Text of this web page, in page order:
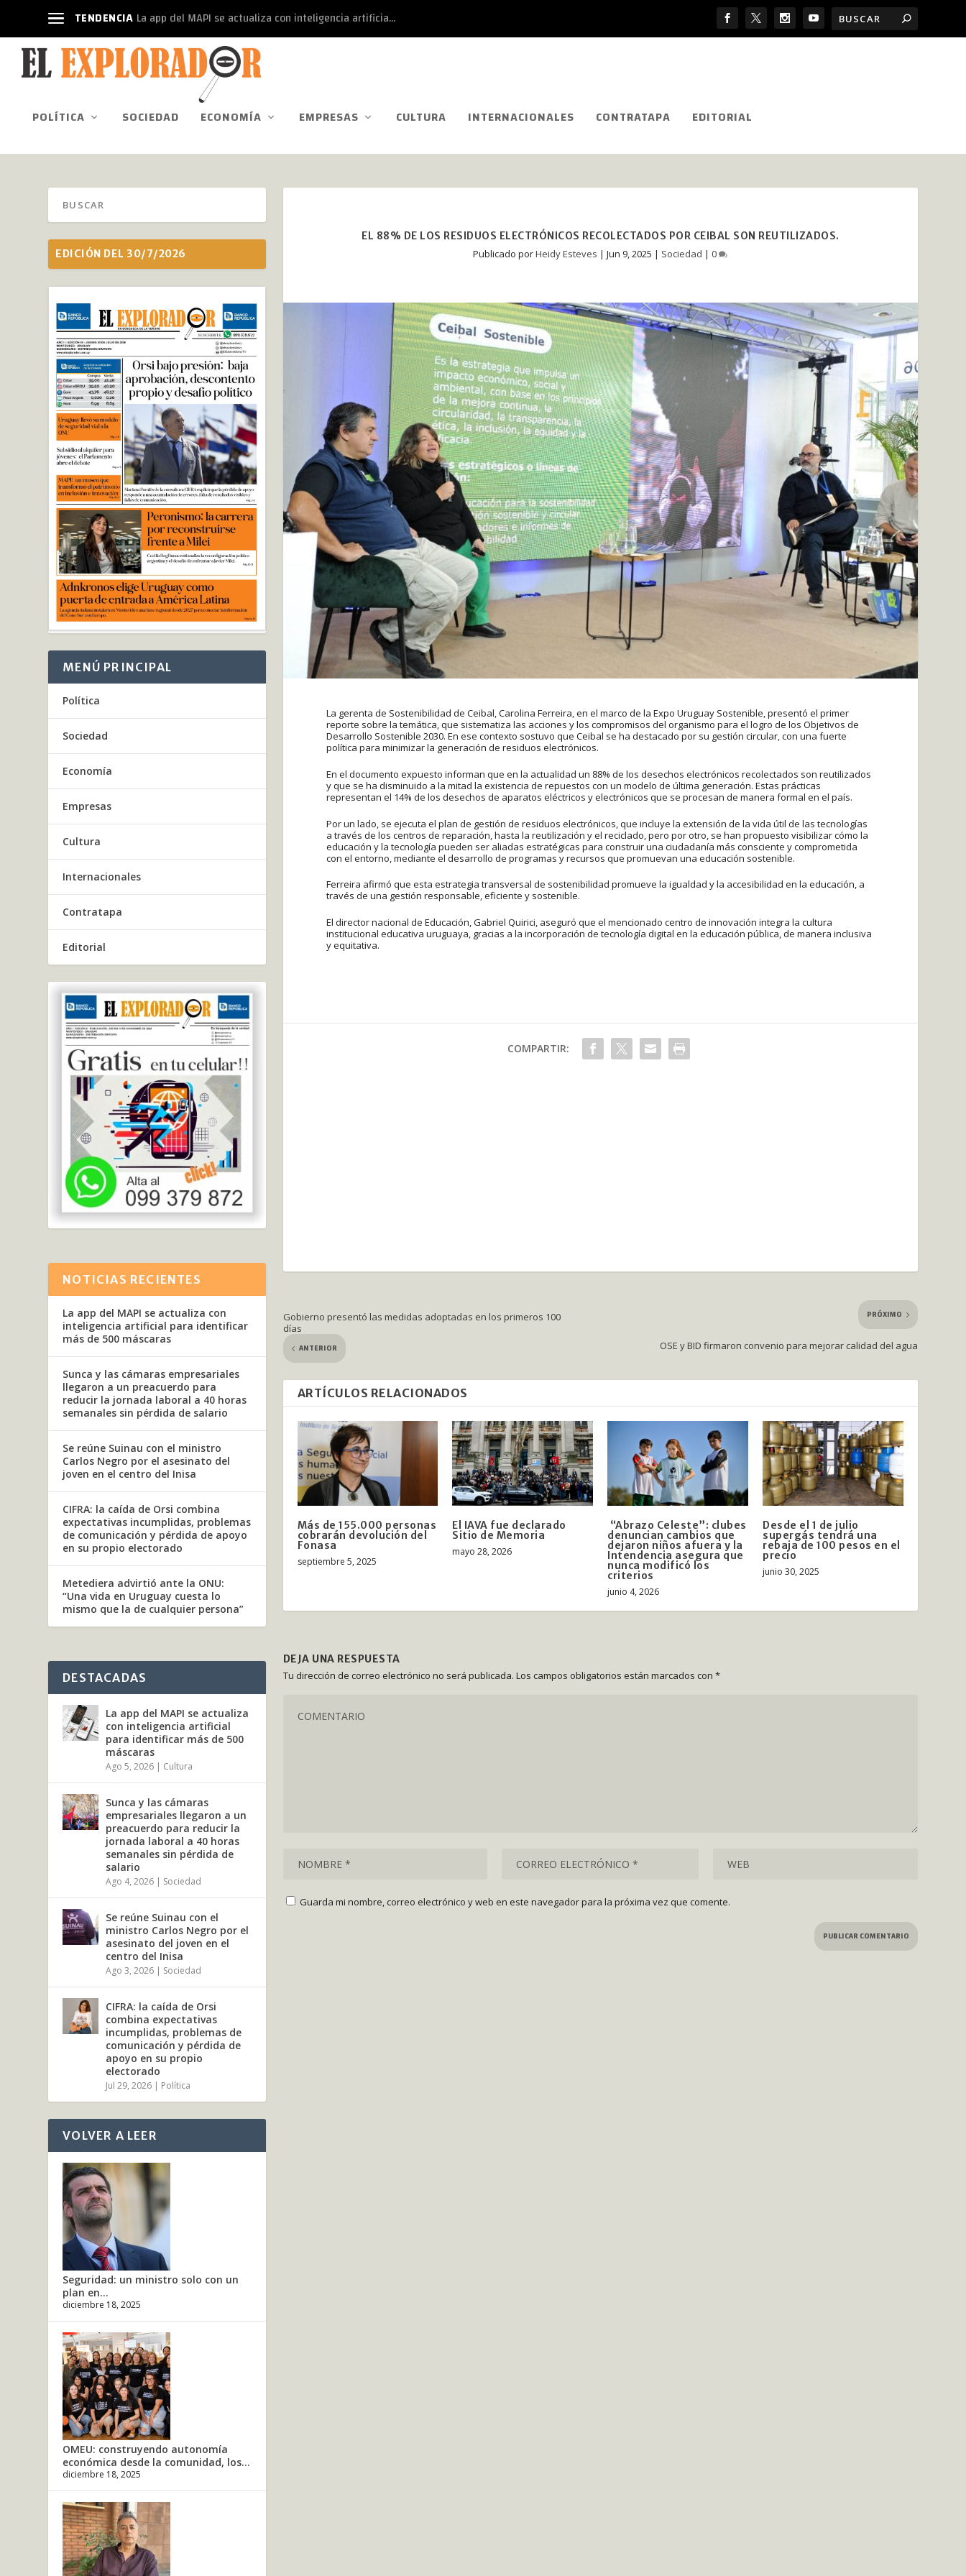
TENDENCIA La app del MAPI se actualiza con inteligencia artificia...
POLÍTICA SOCIEDAD ECONOMÍA EMPRESAS CULTURA INTERNACIONALES CONTRATAPA EDITORIAL
EL 88% DE LOS RESIDUOS ELECTRÓNICOS RECOLECTADOS POR CEIBAL SON REUTILIZADOS.
Publicado porHeidy Esteves |Jun 9, 2025 | Sociedad |0
La gerenta de Sostenibilidad de Ceibal, Carolina Ferreira, en el marco de la Expo Uruguay Sostenible, presentó el primer
reporte sobre la temática, que sistematiza las acciones y los compromisos del organismo para el logro de los Objetivos de
Desarrollo Sostenible 2030. En ese contexto sostuvo que Ceibal se ha destacado por su gestión circular, con una fuerte
política para minimizar la generación de residuos electrónicos.
En el documento expuesto informan que en la actualidad un 88% de los desechos electrónicos recolectados son reutilizados
y que se ha disminuido a la mitad la existencia de repuestos con un modelo de última generación. Estas prácticas
representan el 14% de los desechos de aparatos eléctricos y electrónicos que se procesan de manera formal en el país.
Por un lado, se ejecuta el plan de gestión de residuos electrónicos, que incluye la extensión de la vida útil de las tecnologías
a través de los centros de reparación, hasta la reutilización y el reciclado, pero por otro, se han propuesto visibilizar cómo la
educación y la tecnología pueden ser aliadas estratégicas para construir una ciudadanía más consciente y comprometida
con el entorno, mediante el desarrollo de programas y recursos que promuevan una educación sostenible.
Ferreira afirmó que esta estrategia transversal de sostenibilidad promueve la igualdad y la accesibilidad en la educación, a
través de una gestión responsable, eficiente y sostenible.
El director nacional de Educación, Gabriel Quirici, aseguró que el mencionado centro de innovación integra la cultura
institucional educativa uruguaya, gracias a la incorporación de tecnología digital en la educación pública, de manera inclusiva
y equitativa.
COMPARTIR:
Gobierno presentó las medidas adoptadas en los primeros 100
días
ANTERIOR
PRÓXIMO
OSE y BID firmaron convenio para mejorar calidad del agua
ARTÍCULOS RELACIONADOS
Más de 155.000 personas
cobrarán devolución del
Fonasa
septiembre 5, 2025
El IAVA fue declarado
Sitio de Memoria
mayo 28, 2026
“Abrazo Celeste”: clubes
denuncian cambios que
dejaron niños afuera y la
Intendencia asegura que
nunca modificó los
criterios
junio 4, 2026
Desde el 1 de julio
supergás tendrá una
rebaja de 100 pesos en el
precio
junio 30, 2025
DEJA UNA RESPUESTA
Tu dirección de correo electrónico no será publicada. Los campos obligatorios están marcados con *
Guarda mi nombre, correo electrónico y web en este navegador para la próxima vez que comente.
EDICIÓN DEL 30/7/2026
MENÚ PRINCIPAL
Política
Sociedad
Economía
Empresas
Cultura
Internacionales
Contratapa
Editorial
NOTICIAS RECIENTES
La app del MAPI se actualiza con
inteligencia artificial para identificar
más de 500 máscaras
Sunca y las cámaras empresariales
llegaron a un preacuerdo para
reducir la jornada laboral a 40 horas
semanales sin pérdida de salario
Se reúne Suinau con el ministro
Carlos Negro por el asesinato del
joven en el centro del Inisa
CIFRA: la caída de Orsi combina
expectativas incumplidas, problemas
de comunicación y pérdida de apoyo
en su propio electorado
Metediera advirtió ante la ONU:
“Una vida en Uruguay cuesta lo
mismo que la de cualquier persona”
DESTACADAS
La app del MAPI se actualiza
con inteligencia artificial
para identificar más de 500
máscaras
Ago 5, 2026 | Cultura
Sunca y las cámaras
empresariales llegaron a un
preacuerdo para reducir la
jornada laboral a 40 horas
semanales sin pérdida de
salario
Ago 4, 2026 | Sociedad
Se reúne Suinau con el
ministro Carlos Negro por el
asesinato del joven en el
centro del Inisa
Ago 3, 2026 | Sociedad
CIFRA: la caída de Orsi
combina expectativas
incumplidas, problemas de
comunicación y pérdida de
apoyo en su propio
electorado
Jul 29, 2026 | Política
VOLVER A LEER
Seguridad: un ministro solo con un
plan en...
diciembre 18, 2025
OMEU: construyendo autonomía
económica desde la comunidad, los...
diciembre 18, 2025